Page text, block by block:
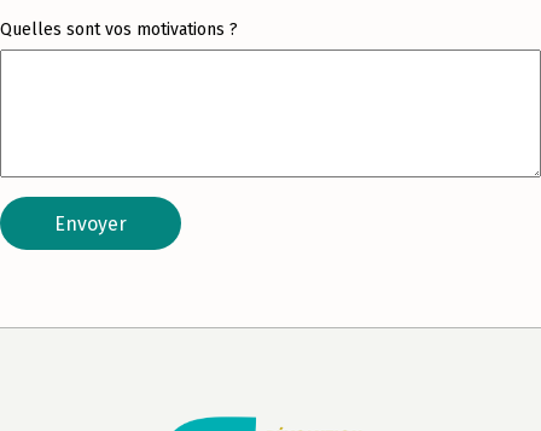
Quelles sont vos motivations ?
Envoyer